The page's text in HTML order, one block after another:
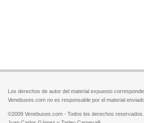
Los derechos de autor del material expuesto
Venebuses.com no es responsable por el material
©2009 Venebuses.com - Todos los derechos reservados.